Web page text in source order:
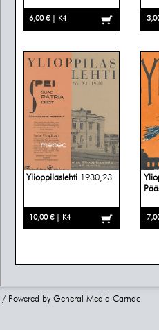
6,00 € | K4
Ylioppilaslehti 1930,23
10,00 € | K4
Powered by General Media Carnac